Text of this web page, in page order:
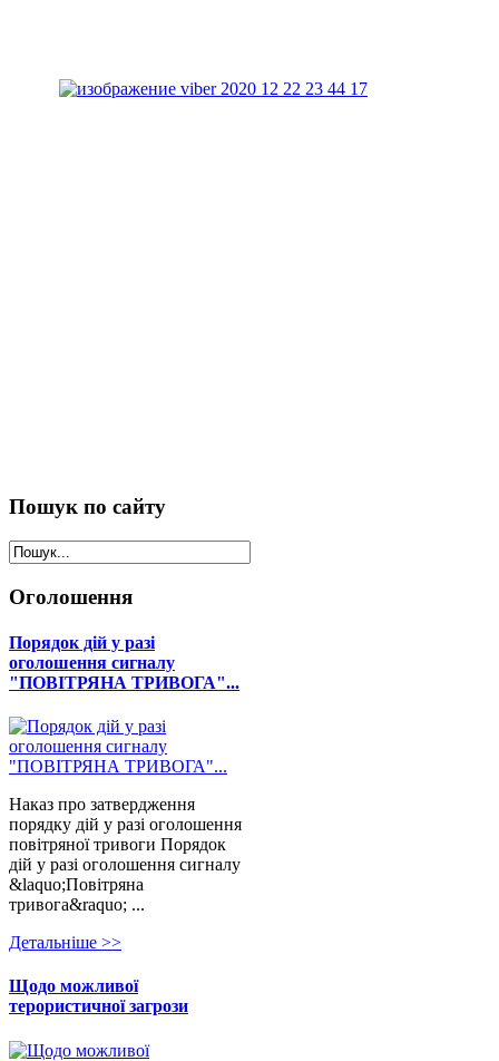
Пошук по сайту
Оголошення
Порядок дій у разі
оголошення сигналу
"ПОВІТРЯНА ТРИВОГА"...
Наказ про затвердження
порядку дій у разі оголошення
повітряної тривоги Порядок
дій у разі оголошення сигналу
&laquo;Повітряна
тривога&raquo; ...
Детальнiше >>
Щодо можливої
терористичної загрози